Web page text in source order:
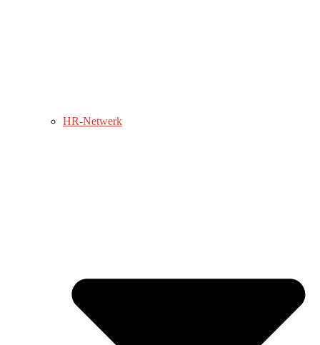
HR-Netwerk